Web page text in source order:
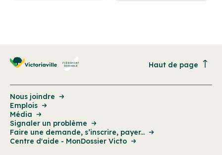
Haut de page
Nous joindre
Emplois
Média
Signaler un problème
Faire une demande, s’inscrire, payer...
Centre d'aide - MonDossier Victo